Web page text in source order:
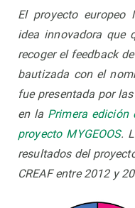
El proyecto europeo
idea innovadora que
recoger el feedback
bautizada con el
fue presentada por
en la Primera edición
proyecto MYGEOOS.
resultados del
CREAF entre 2012 y